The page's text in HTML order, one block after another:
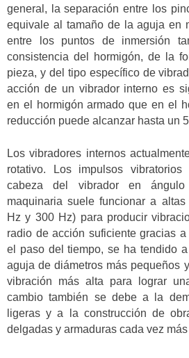
general, la separación entre los
equivale al tamaño de la aguja en
entre los puntos de inmersión
consistencia del hormigón, de la
pieza, y del tipo específico de
acción de un vibrador interno es
en el hormigón armado que en el
reducción puede alcanzar hasta un
Los vibradores internos
rotativo. Los impulsos
cabeza del vibrador en
maquinaria suele funcionar a
Hz y 300 Hz) para producir
radio de acción suficiente gracias
el paso del tiempo, se ha tendido
aguja de diámetros más pequeños
vibración más alta para lograr
cambio también se debe a la
ligeras y a la construcción de
delgadas y armaduras cada vez